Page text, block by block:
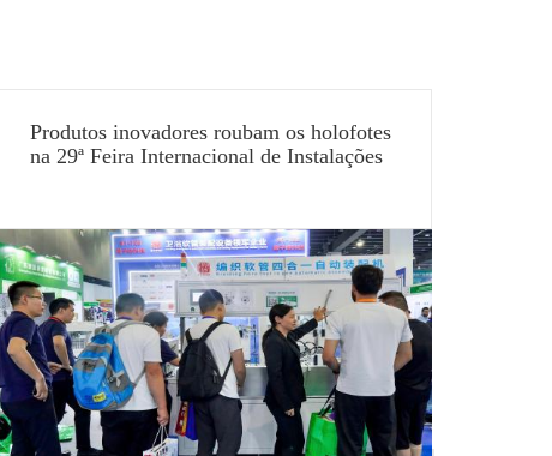
Produtos inovadores roubam os holofotes
na 29ª Feira Internacional de Instalações